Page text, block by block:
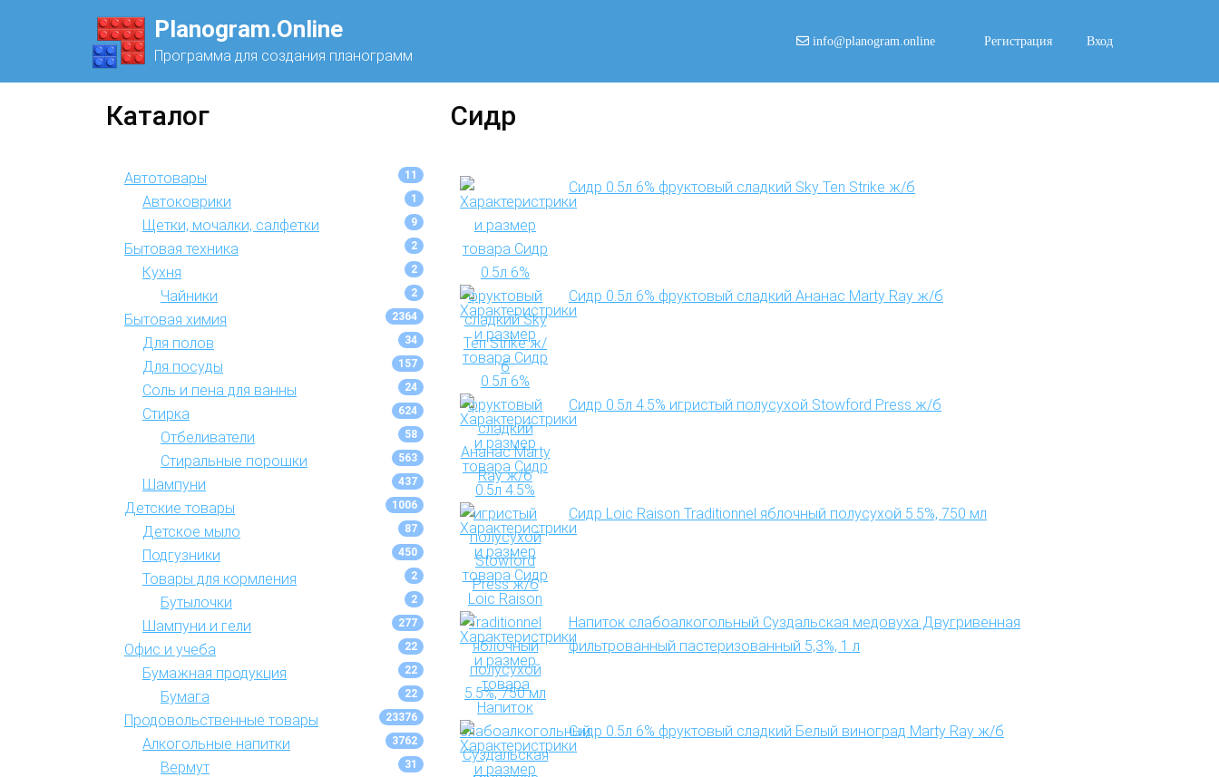
Planogram.Online
Программа для создания планограмм
info@planogram.online Регистрация Вход
Каталог
Автотовары 11
Автоковрики 1
Щетки, мочалки, салфетки 9
Бытовая техника 2
Кухня 2
Чайники 2
Бытовая химия 2364
Для полов 34
Для посуды 157
Соль и пена для ванны 24
Стирка 624
Отбеливатели 58
Стиральные порошки 563
Шампуни 437
Детские товары 1006
Детское мыло 87
Подгузники 450
Товары для кормления 2
Бутылочки 2
Шампуни и гели 277
Офис и учеба 22
Бумажная продукция 22
Бумага 22
Продовольственные товары 23376
Алкогольные напитки 3762
Вермут 31
Сидр
Сидр 0.5л 6% фруктовый сладкий Sky Ten Strike ж/б
Сидр 0.5л 6% фруктовый сладкий Ананас Marty Ray ж/б
Сидр 0.5л 4.5% игристый полусухой Stowford Press ж/б
Сидр Loic Raison Traditionnel яблочный полусухой 5.5%, 750 мл
Напиток слабоалкогольный Суздальская медовуха Двугривенная
фильтрованный пастеризованный 5,3%, 1 л
Сидр 0.5л 6% фруктовый сладкий Белый виноград Marty Ray ж/б